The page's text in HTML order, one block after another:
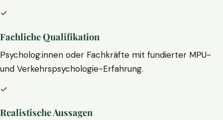
✓
Fachliche Qualifikation
Psycholog:innen oder Fachkräfte mit fundierter MPU-
und Verkehrspsychologie-Erfahrung.
✓
Realistische Aussagen